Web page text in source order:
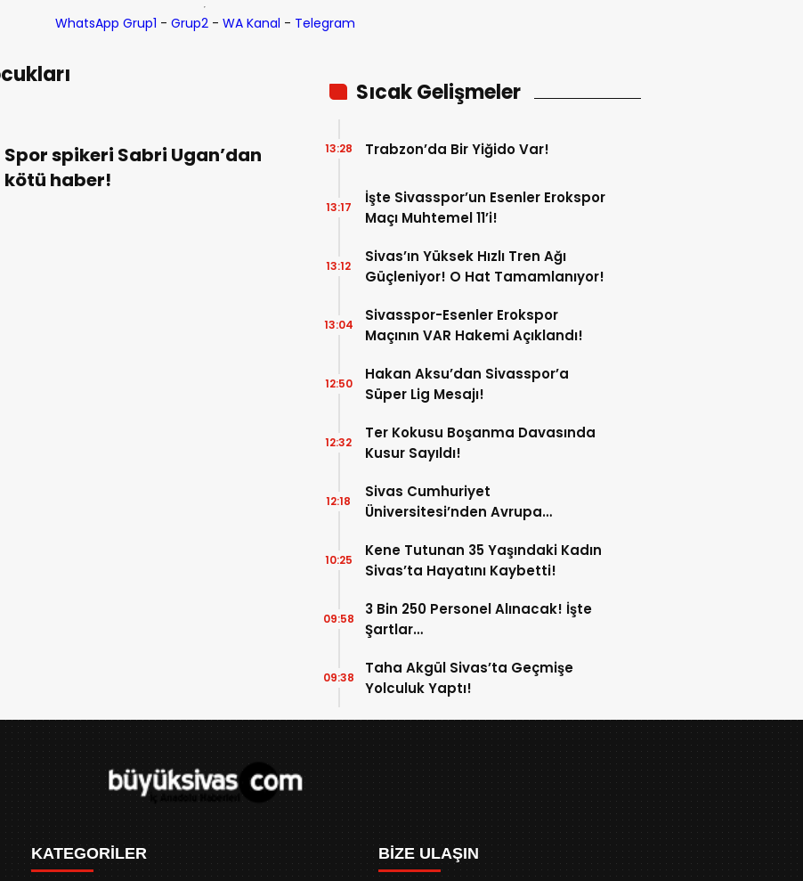
WhatsApp Grup1 - Grup2- WA Kanal - Telegram
Spor spikeri Sabri Ugan’dan
kötü haber!
Sıcak Gelişmeler
Trabzon’da Bir Yiğido Var!
13:28
İşte Sivasspor’un Esenler Erokspor
Maçı Muhtemel 11’i!
13:17
Sivas’ın Yüksek Hızlı Tren Ağı
Güçleniyor! O Hat Tamamlanıyor!
13:12
Sivasspor-Esenler Erokspor
Maçının VAR Hakemi Açıklandı!
13:04
Hakan Aksu’dan Sivasspor’a
Süper Lig Mesajı!
12:50
Ter Kokusu Boşanma Davasında
Kusur Sayıldı!
12:32
Sivas Cumhuriyet
Üniversitesi’nden Avrupa
12:18
Kene Tutunan 35 Yaşındaki Kadın
Sivas’ta Hayatını Kaybetti!
10:25
3 Bin 250 Personel Alınacak! İşte
Şartlar…
09:58
Taha Akgül Sivas’ta Geçmişe
Yolculuk Yaptı!
09:38
KATEGORİLER BİZE ULAŞIN